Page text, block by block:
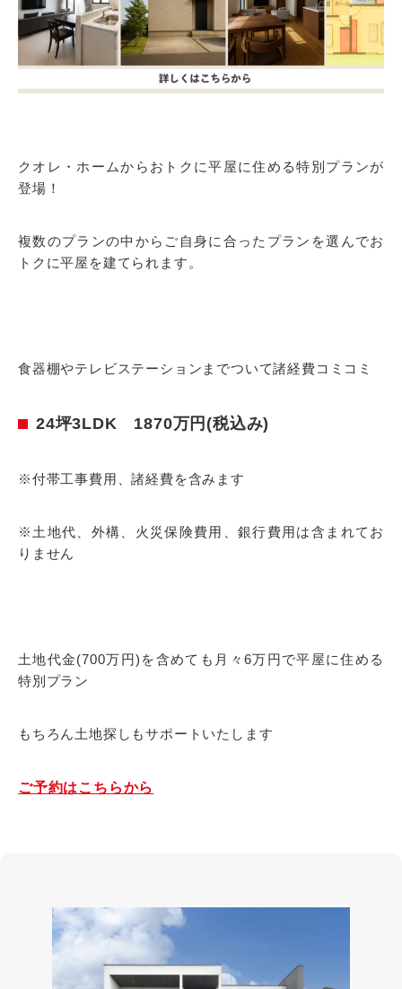
クオレ・ホームからおトクに平屋に住める特別プランが
登場！
複数のプランの中からご自身に合ったプランを選んでお
トクに平屋を建てられます。
食器棚やテレビステーションまでついて諸経費コミコミ
24坪3LDK 1870万円(税込み)
※付帯工事費用、諸経費を含みます
※土地代、外構、火災保険費用、銀行費用は含まれてお
りません
土地代金(700万円)を含めても月々6万円で平屋に住める
特別プラン
もちろん土地探しもサポートいたします
ご予約はこちらから